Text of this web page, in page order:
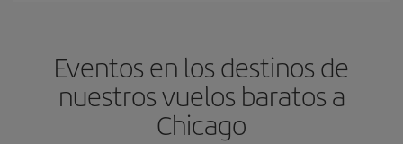
Eventos en los destinos de
nuestros vuelos baratos a
Chicago